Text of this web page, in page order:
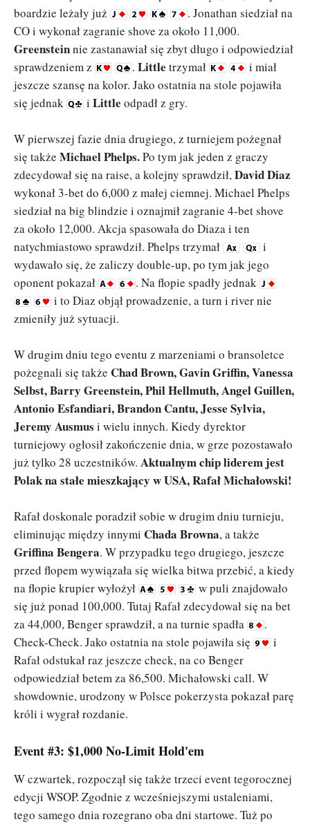
boardzie leżały już
. Jonathan siedział na
CO i wykonał zagranie shove za około 11,000.
Greensteinnie zastanawiał się zbyt długo i odpowiedział
sprawdzeniem z
. Little trzymał
i miał
jeszcze szansę na kolor. Jako ostatnia na stole pojawiła
się jednak
i Little odpadł z gry.
W pierwszej fazie dnia drugiego, z turniejem pożegnał
się także Michael Phelps.Po tym jak jeden z graczy
zdecydował się na raise, a kolejny sprawdził,David Diaz
wykonał 3-bet do 6,000 z małej ciemnej. Michael Phelps
siedział na big blindzie i oznajmił zagranie 4-bet shove
za około 12,000. Akcja spasowała do Diaza i ten
natychmiastowo sprawdził. Phelps trzymał
i
wydawało się, że zaliczy double-up, po tym jak jego
oponent pokazał
. Na flopie spadły jednak
i to Diaz objął prowadzenie, a turn i river nie
zmieniły już sytuacji.
W drugim dniu tego eventu z marzeniami o bransoletce
pożegnali się także Chad Brown, Gavin Griffin, Vanessa
Selbst, Barry Greenstein, Phil Hellmuth, Angel Guillen,
Antonio Esfandiari, Brandon Cantu, Jesse Sylvia,
Jeremy Ausmus i wielu innych. Kiedy dyrektor
turniejowy ogłosił zakończenie dnia, w grze pozostawało
już tylko 28 uczestników. Aktualnym chip liderem jest
Polak na stałe mieszkający w USA, Rafał Michałowski!
Rafał doskonale poradził sobie w drugim dniu turnieju,
eliminując między innymi Chada Browna, a także
Griffina Bengera. W przypadku tego drugiego, jeszcze
przed flopem wywiązała się wielka bitwa przebić, a kiedy
na flopie krupier wyłożył
w puli znajdowało
się już ponad 100,000. Tutaj Rafał zdecydował się na bet
za 44,000, Benger sprawdził, a na turnie spadła
.
Check-Check. Jako ostatnia na stole pojawiła się
i
Rafał odstukał raz jeszcze check, na co Benger
odpowiedział betem za 86,500. Michałowski call. W
showdownie, urodzony w Polsce pokerzysta pokazał parę
króli i wygrał rozdanie.
Event #3: $1,000 No-Limit Hold'em
W czwartek, rozpoczął się także trzeci event tegorocznej
edycji WSOP. Zgodnie z wcześniejszymi ustaleniami,
tego samego dnia rozegrano oba dni startowe. Tuż po